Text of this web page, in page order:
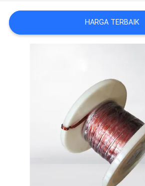
SITEMAP
HARGA TERBAIK